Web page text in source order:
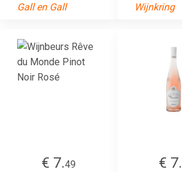
Gall en Gall
Wijnkring
€ 7.49
€ 7.